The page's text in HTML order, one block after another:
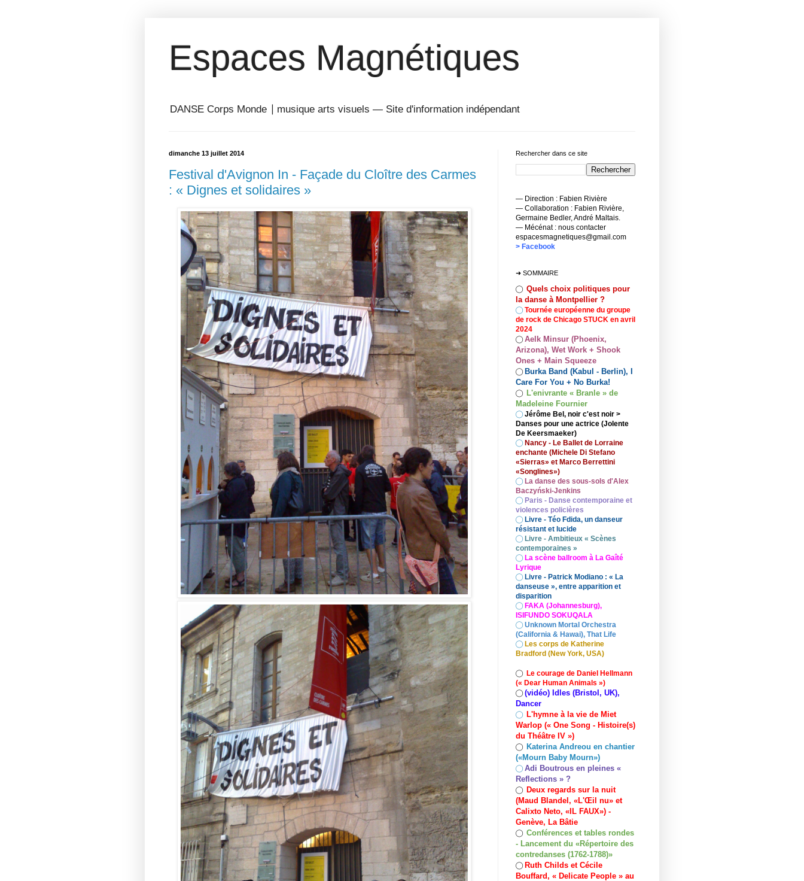
Espaces Magnétiques
DANSE Corps Monde ⎥ musique arts visuels — Site d'information indépendant
dimanche 13 juillet 2014
Festival d'Avignon In - Façade du Cloître des Carmes
: « Dignes et solidaires »
Rechercher dans ce site
— Direction : Fabien Rivière
— Collaboration : Fabien Rivière,
Germaine Bedler, André Maltais.
— Mécénat : nous contacter
espacesmagnetiques@gmail.com
> Facebook
➜ SOMMAIRE
◯ Quels choix politiques pour
la danse à Montpellier ?
◯ Tournée européenne du groupe
de rock de Chicago STUCK en avril
2024
◯ Aelk Minsur (Phoenix,
Arizona), Wet Work + Shook
Ones + Main Squeeze
◯ Burka Band (Kabul - Berlin), I
Care For You + No Burka!
◯ L'enivrante « Branle » de
Madeleine Fournier
◯ Jérôme Bel, noir c'est noir >
Danses pour une actrice (Jolente
De Keersmaeker)
◯ Nancy - Le Ballet de Lorraine
enchante (Michele Di Stefano
«Sierras» et Marco Berrettini
«Songlines»)
◯ La danse des sous-sols d'Alex
Baczyński-Jenkins
◯ Paris - Danse contemporaine et
violences policières
◯ Livre - Téo Fdida, un danseur
résistant et lucide
◯ Livre - Ambitieux « Scènes
contemporaines »
◯ La scène ballroom à La Gaîté
Lyrique
◯ Livre - Patrick Modiano : « La
danseuse », entre apparition et
disparition
◯ FAKA (Johannesburg),
ISIFUNDO SOKUQALA
◯ Unknown Mortal Orchestra
(California & Hawai), That Life
◯ Les corps de Katherine
Bradford (New York, USA)
◯ Le courage de Daniel Hellmann
(« Dear Human Animals »)
◯ (vidéo) Idles (Bristol, UK),
Dancer
◯ L'hymne à la vie de Miet
Warlop (« One Song - Histoire(s)
du Théâtre IV »)
◯ Katerina Andreou en chantier
(«Mourn Baby Mourn»)
◯ Adi Boutrous en pleines «
Reflections » ?
◯ Deux regards sur la nuit
(Maud Blandel, «L'Œil nu» et
Calixto Neto, «IL FAUX») -
Genève, La Bâtie
◯ Conférences et tables rondes
- Lancement du «Répertoire des
contredanses (1762-1788)»
◯ Ruth Childs et Cécile
Bouffard, « Delicate People » au